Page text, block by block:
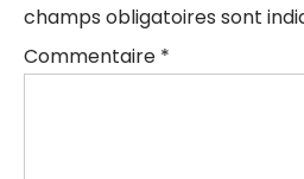
champs obligatoires sont
Commentaire *